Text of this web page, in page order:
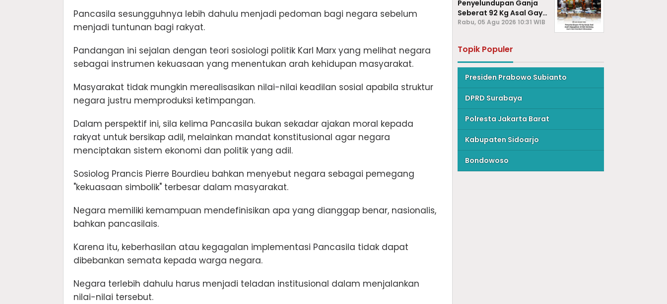
Pancasila sesungguhnya lebih dahulu menjadi pedoman bagi negara sebelum
menjadi tuntunan bagi rakyat.
Pandangan ini sejalan dengan teori sosiologi politik Karl Marx yang melihat negara
sebagai instrumen kekuasaan yang menentukan arah kehidupan masyarakat.
Masyarakat tidak mungkin merealisasikan nilai-nilai keadilan sosial apabila struktur
negara justru memproduksi ketimpangan.
Dalam perspektif ini, sila kelima Pancasila bukan sekadar ajakan moral kepada
rakyat untuk bersikap adil, melainkan mandat konstitusional agar negara
menciptakan sistem ekonomi dan politik yang adil.
Sosiolog Prancis Pierre Bourdieu bahkan menyebut negara sebagai pemegang
"kekuasaan simbolik" terbesar dalam masyarakat.
Negara memiliki kemampuan mendefinisikan apa yang dianggap benar, nasionalis,
bahkan pancasilais.
Karena itu, keberhasilan atau kegagalan implementasi Pancasila tidak dapat
dibebankan semata kepada warga negara.
Negara terlebih dahulu harus menjadi teladan institusional dalam menjalankan
nilai-nilai tersebut.
Penyelundupan Ganja
Seberat 92 Kg Asal Gayo
Lues, Aceh.
Rabu, 05 Agu 2026 10:31 WIB
Topik Populer
Presiden Prabowo Subianto
DPRD Surabaya
Polresta Jakarta Barat
Kabupaten Sidoarjo
Bondowoso